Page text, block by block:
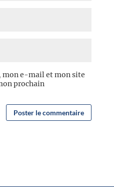
mon e-mail et mon site
prochain